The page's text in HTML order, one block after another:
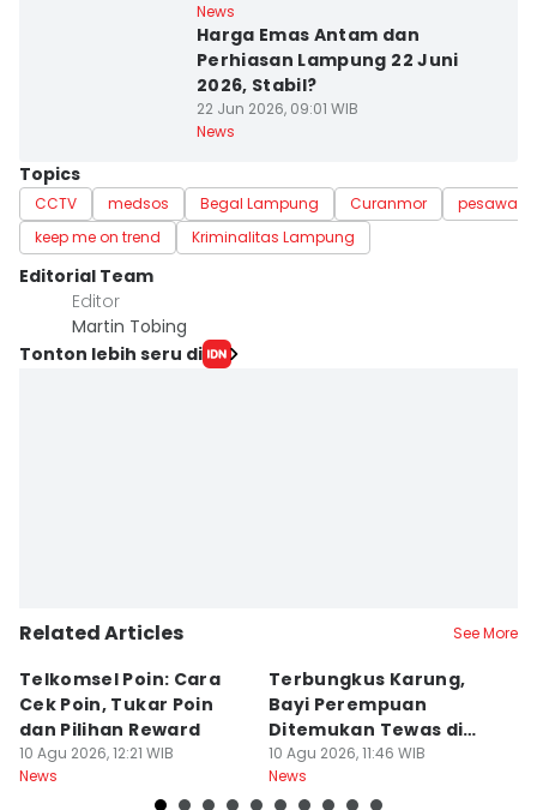
News
Harga Emas Antam dan
Perhiasan Lampung 22 Juni
2026, Stabil?
22 Jun 2026, 09:01 WIB
News
Topics
CCTV medsos Begal Lampung Curanmor
keep me on trend
Kriminalitas Lampung
Editorial Team
Editor
Martin Tobing
Tonton lebih seru di
Related Articles See More
Telkomsel Poin: Cara
Cek Poin, Tukar Poin
dan Pilihan Reward
10 Agu 2026, 12:21 WIB
News
Terbungkus Karung,
Bayi Perempuan
Ditemukan Tewas di
Tempat Sampah
10 Agu 2026, 11:46 WIB
News